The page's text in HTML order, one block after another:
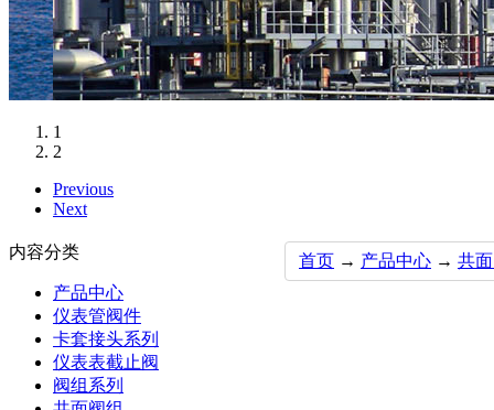
1
2
Previous
Next
内容分类
产品中心
仪表管阀件
卡套接头系列
仪表表截止阀
阀组系列
首页 → 产品中心 → 共